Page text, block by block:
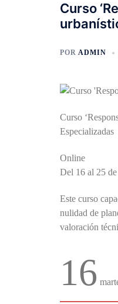
Curso
POR ADMIN
Curso
Especializadas
Online
Del 16 al 25
Este curso
nulidad de
valoración
16